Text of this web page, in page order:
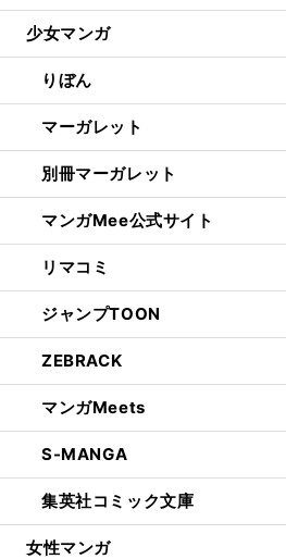
少女マンガ
りぼん
マーガレット
別冊マーガレット
マンガMee公式サイト
リマコミ
ジャンプTOON
ZEBRACK
マンガMeets
S-MANGA
集英社コミック文庫
女性マンガ